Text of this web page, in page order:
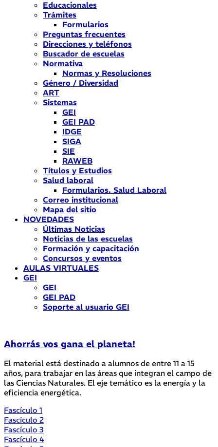
Educacionales
Trámites
Formularios
Preguntas frecuentes
Direcciones y teléfonos
Buscador de escuelas
Normativa
Normas y Resoluciones
Género / Diversidad
ART
Sistemas
GEI
GEI PAD
IDGE
SIGA
SIE
RAWEB
Títulos y Estudios
Salud laboral
Formularios. Salud Laboral
Correo institucional
Mapa del sitio
NOVEDADES
Últimas Noticias
Noticias de las escuelas
Formación y capacitación
Concursos y eventos
AULAS VIRTUALES
GEI
GEI
GEI PAD
Soporte al usuario GEI
Ahorrás vos gana el planeta!
El material está destinado a alumnos de entre 11 a 15
años, para trabajar en las áreas que integran el campo de
las Ciencias Naturales. El eje temático es la energía y la
eficiencia energética.
Fascículo 1
Fascículo 2
Fascículo 3
Fascículo 4